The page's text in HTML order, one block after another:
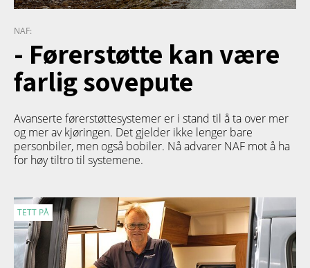
NAF:
- Førerstøtte kan være
farlig sovepute
Avanserte førerstøttesystemer er i stand til å ta over mer
og mer av kjøringen. Det gjelder ikke lenger bare
personbiler, men også bobiler. Nå advarer NAF mot å ha
for høy tiltro til systemene.
TETT PÅ